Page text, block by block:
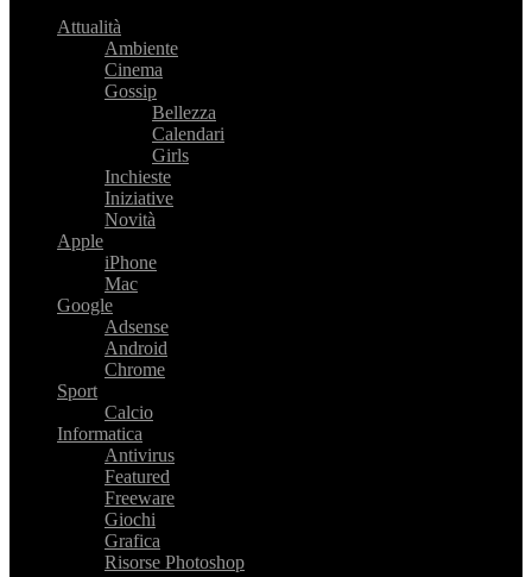
Attualità
Ambiente
Cinema
Gossip
Bellezza
Calendari
Girls
Inchieste
Iniziative
Novità
Apple
iPhone
Mac
Google
Adsense
Android
Chrome
Sport
Calcio
Informatica
Antivirus
Featured
Freeware
Giochi
Grafica
Risorse Photoshop